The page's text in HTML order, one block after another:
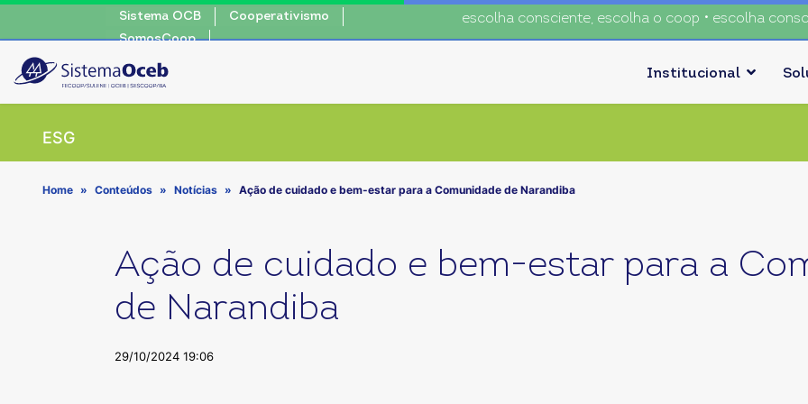
Sistema OCB
Cooperativismo
SomosCoop
escolha consciente, escolha o coop • escolha
Institucional
ESG
Home Conteúdos Notícias Ação de cuidado e bem-estar para a Comunidade de Narandiba
Ação de cuidado e bem-estar para a
de Narandiba
29/10/2024 19:06